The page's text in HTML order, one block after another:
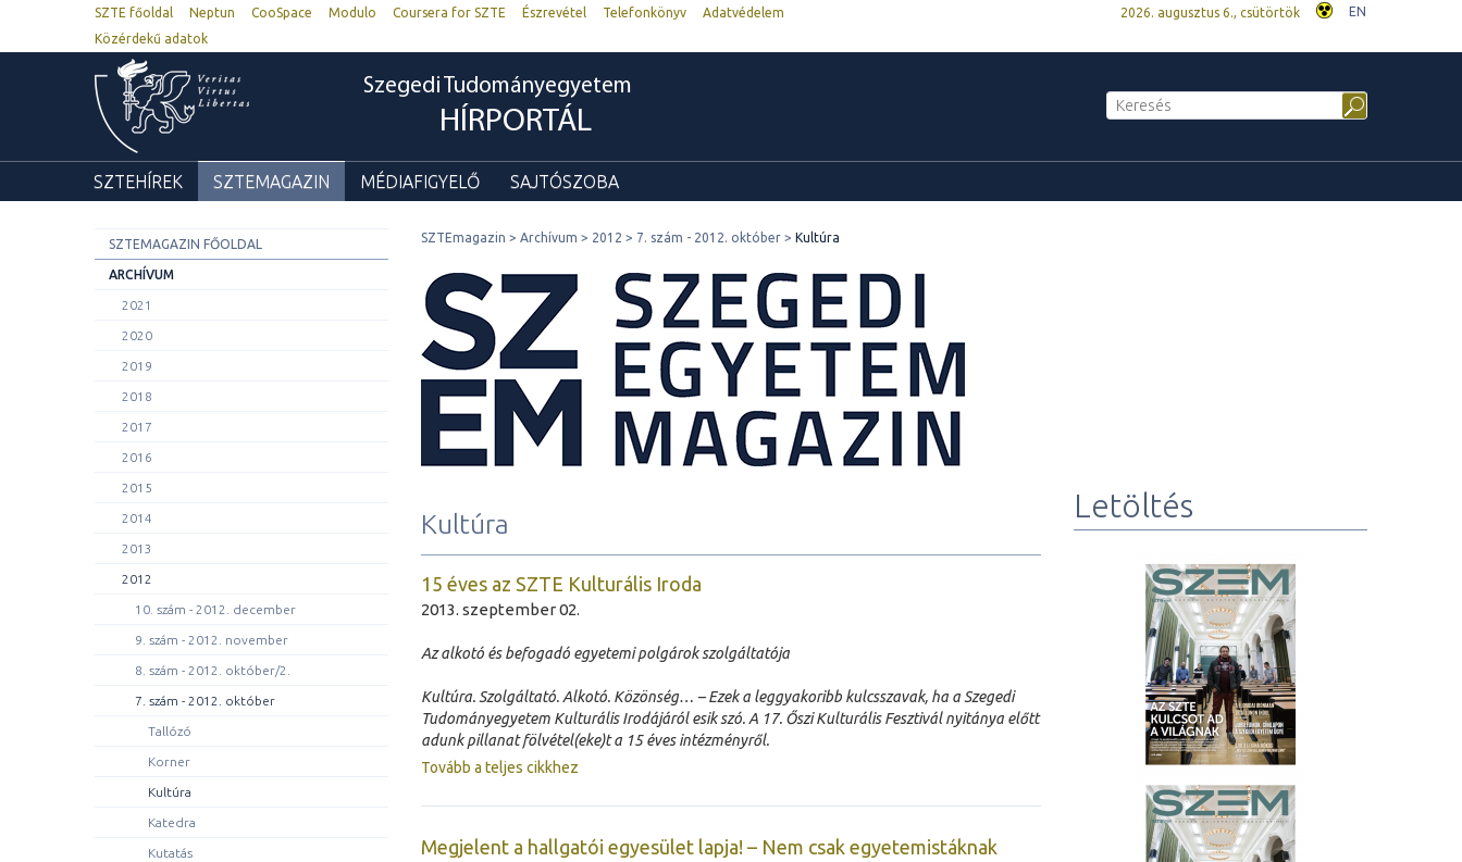
SZTE főoldal Neptun CooSpace Modulo Coursera for SZTE Észrevétel Telefonkönyv
Adatvédelem
Közérdekű adatok
2026. augusztus 6., csütörtök EN
Szegedi Tudományegyetem
HÍRPORTÁL
SZTEHÍREK SZTEMAGAZIN MÉDIAFIGYELŐ SAJTÓSZOBA
SZTEMAGAZIN FŐOLDAL
ARCHÍVUM
2021
2020
2019
2018
2017
2016
2015
2014
2013
2012
10. szám - 2012. december
9. szám - 2012. november
8. szám - 2012. október/2.
7. szám - 2012. október
Tallózó
Korner
Kultúra
Katedra
Kutatás
SZTEmagazin Archívum 2012 7. szám - 2012. október Kultúra
Kultúra
15 éves az SZTE Kulturális Iroda
2013. szeptember 02.
Az alkotó és befogadó egyetemi polgárok szolgáltatója
Kultúra. Szolgáltató. Alkotó. Közönség… – Ezek a leggyakoribb kulcsszavak, ha a Szegedi
Tudományegyetem Kulturális Irodájáról esik szó. A 17. Őszi Kulturális Fesztivál nyitánya előtt
adunk pillanat fölvétel(eke)t a 15 éves intézményről.
Tovább a teljes cikkhez
Megjelent a hallgatói egyesület lapja! – Nem csak egyetemistáknak
Letöltés